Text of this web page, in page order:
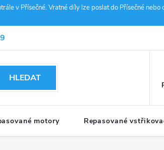
v Přísečné. Vratné díly lze poslat do Přísečné
HLEDAT
motory Repasované